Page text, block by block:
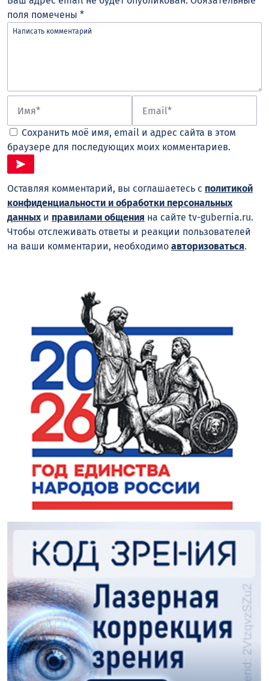
поля помечены *
Сохранить моё имя, email и адрес сайта в этом
браузере для последующих моих комментариев.
Оставляя комментарий, вы соглашаетесь с политикой
конфиденциальности и обработки персональных
данныхи правилами общения на сайте tv-gubernia.ru.
Чтобы отслеживать ответы и реакции пользователей
на ваши комментарии, необходимо авторизоваться.